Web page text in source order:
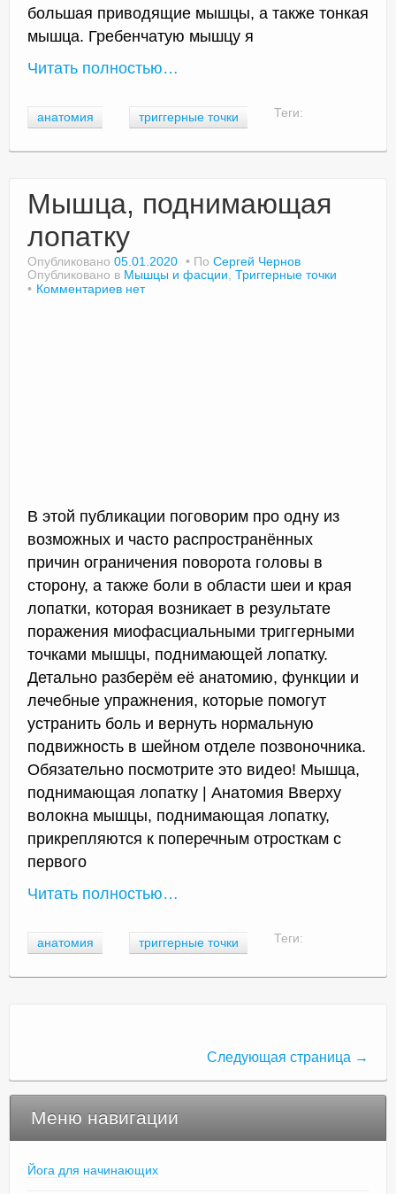
большая приводящие мышцы, а также тонкая
мышца. Гребенчатую мышцу я
Читать полностью…
Теги:
анатомия триггерные точки
Мышца, поднимающая
лопатку
Опубликовано 05.01.2020 По Сергей Чернов
Опубликовано в Мышцы и фасции Триггерные точки
Комментариев нет
В этой публикации поговорим про одну из
возможных и часто распространённых
причин ограничения поворота головы в
сторону, а также боли в области шеи и края
лопатки, которая возникает в результате
поражения миофасциальными триггерными
точками мышцы, поднимающей лопатку.
Детально разберём её анатомию, функции и
лечебные упражнения, которые помогут
устранить боль и вернуть нормальную
подвижность в шейном отделе позвоночника.
Обязательно посмотрите это видео! Мышца,
поднимающая лопатку | Анатомия Вверху
волокна мышцы, поднимающая лопатку,
прикрепляются к поперечным отросткам с
первого
Читать полностью…
Теги:
анатомия триггерные точки
Следующая страница →
Меню навигации
Йога для начинающих